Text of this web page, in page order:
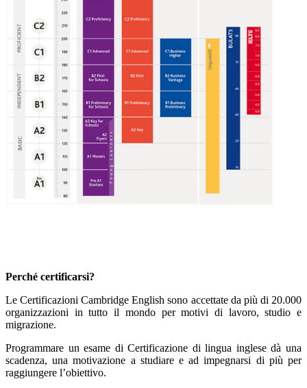
Perché certificarsi?
LeCertificazioni Cambridge English sono accettate da più di 20.000
organizzazioni in tutto il mondoper motivi di lavoro, studio e
migrazione.
Programmare un esame di Certificazione di lingua inglese dà una
scadenza, unamotivazione a studiaree ad impegnarsi di più per
raggiungere l’obiettivo.